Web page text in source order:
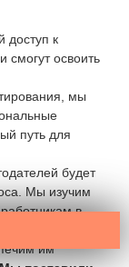
доступ к
освоить
мы
путь для
будет
Мы изучим
в
нужного
им